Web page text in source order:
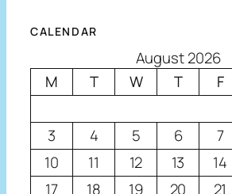
CALENDAR
August 2026
M
T W T F
3
4 5 6 7
10
11 12 13 14
17
18 19 20 21